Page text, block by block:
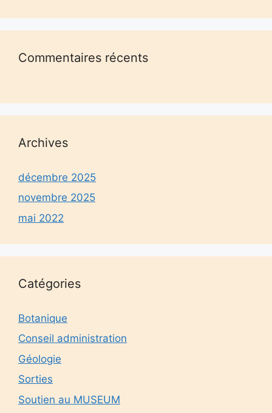
Commentaires récents
Archives
décembre 2025
novembre 2025
mai 2022
Catégories
Botanique
Conseil administration
Géologie
Sorties
Soutien au MUSEUM